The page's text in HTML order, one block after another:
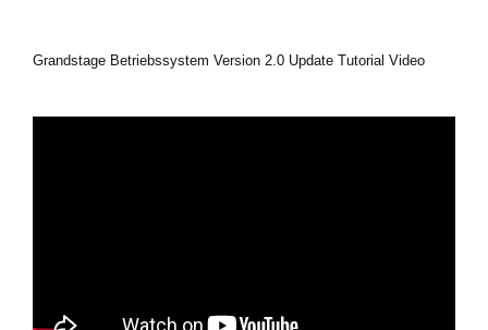
Grandstage Betriebssystem Version 2.0 Update Tutorial Video